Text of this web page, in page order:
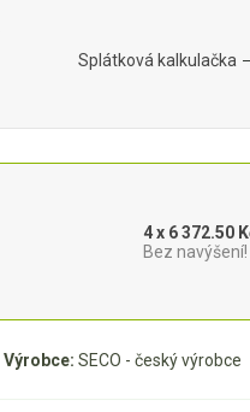
Výrobce: SECO - český výrobce
Splátková kalkulačka
4 x 6 372.50
Bez navýšení!